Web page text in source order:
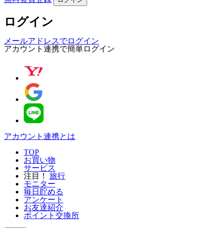
ログイン
メールアドレスでログイン
アカウント連携で簡単ログイン
アカウント連携とは
TOP
お買い物
サービス
注目！
旅行
モニター
毎日貯める
アンケート
お友達紹介
ポイント交換所